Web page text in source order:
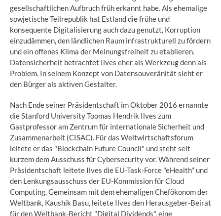
gesellschaftlichen Aufbruch früh erkannt habe. Als ehemalige
sowjetische Teilrepublik hat Estland die frühe und
konsequente Digitalisierung auch dazu genutzt, Korruption
einzudämmen, den ländlichen Raum infrastrukturell zu fördern
und ein offenes Klima der Meinungsfreiheit zu etablieren.
Datensicherheit betrachtet Ilves eher als Werkzeug denn als
Problem. In seinem Konzept von Datensouveränität sieht er
den Bürger als aktiven Gestalter.
Nach Ende seiner Präsidentschaft im Oktober 2016 ernannte
die Stanford University Toomas Hendrik Ilves zum
Gastprofessor am Zentrum für internationale Sicherheit und
Zusammenarbeit (CISAC). Für das Weltwirtschaftsforum
leitete er das "Blockchain Future Council" und steht seit
kurzem dem Ausschuss für Cybersecurity vor. Während seiner
Präsidentschaft leitete Ilves die EU-Task-Force "eHealth" und
den Lenkungsausschuss der EU-Kommission für Cloud
Computing. Gemeinsam mit dem ehemaligen Chefökonom der
Weltbank, Kaushik Basu, leitete Ilves den Herausgeber-Beirat
für den Weltbank-Bericht "Digital Dividends", eine